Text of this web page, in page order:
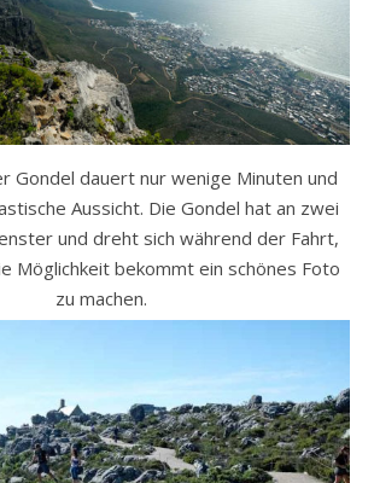
Gondel dauert nur wenige Minuten und
Aussicht. Die Gondel hat an zwei
und dreht sich während der Fahrt,
Möglichkeit bekommt ein schönes Foto
zu machen.